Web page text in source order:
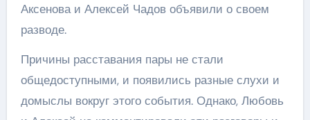
Аксенова и Алексей Чадов объявили о своем
разводе.
Причины расставания пары не стали
общедоступными, и появились разные слухи и
домыслы вокруг этого события. Однако, Любовь